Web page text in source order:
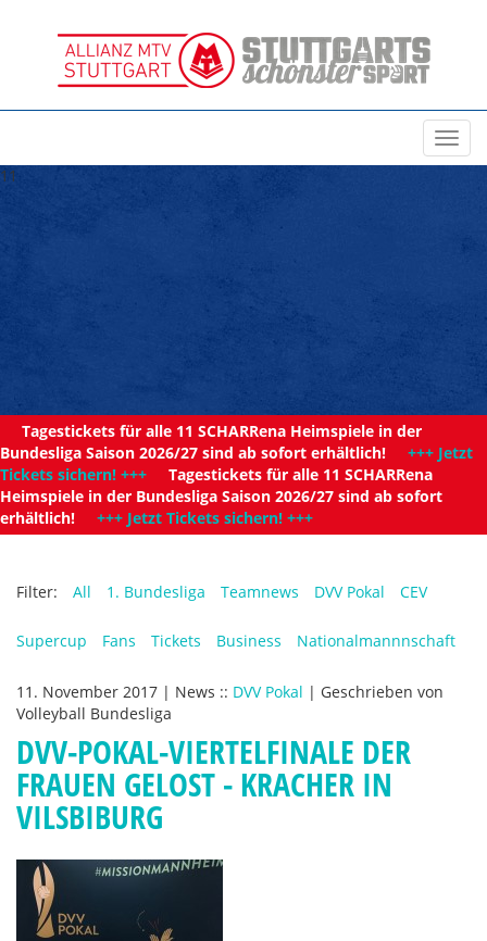
11
Tagestickets für alle 11 SCHARRena Heimspiele in der
Bundesliga Saison 2026/27 sind ab sofort erhältlich! +++ Jetzt
Tickets sichern! +++ Tagestickets für alle 11 SCHARRena
Heimspiele in der Bundesliga Saison 2026/27 sind ab sofort
erhältlich! +++ Jetzt Tickets sichern! +++
Filter: All 1. Bundesliga Teamnews DVV Pokal CEV
Supercup Fans Tickets Business Nationalmannnschaft
11. November 2017 | News :: DVV Pokal | Geschrieben von
Volleyball Bundesliga
DVV-POKAL-VIERTELFINALE DER
FRAUEN GELOST - KRACHER IN
VILSBIBURG